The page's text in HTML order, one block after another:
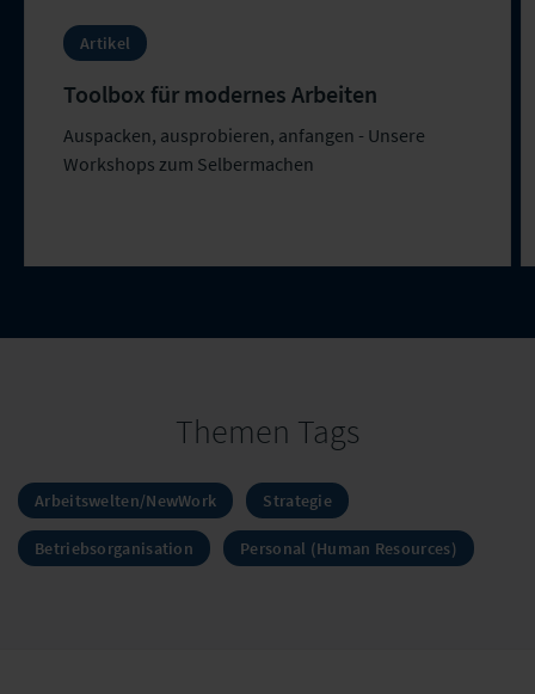
Artikel
Toolbox für modernes Arbeiten​
Auspacken, ausprobieren, anfangen - Unsere
Workshops zum Selbermachen
Themen Tags
Arbeitswelten/NewWork Strategie
Betriebsorganisation Personal (Human Resources)